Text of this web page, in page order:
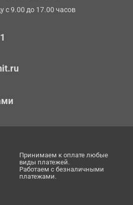
с 9.00 до 17.00 часов
Принимаем к оплате любые
виды платежей.
Работаем с безналичными
платежами.